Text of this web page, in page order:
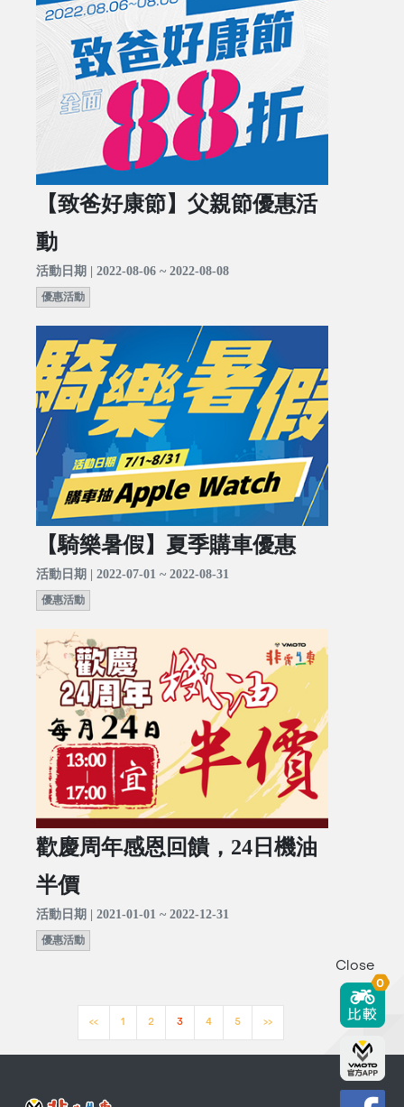
【致爸好康節】父親節優惠活
動
活動日期 | 2022-08-06 ~ 2022-08-08
優惠活動
【騎樂暑假】夏季購車優惠
活動日期 | 2022-07-01 ~ 2022-08-31
優惠活動
歡慶周年感恩回饋，24日機油
半價
活動日期 | 2021-01-01 ~ 2022-12-31
優惠活動
<< 1 2 3 4 5 >>
Close
0